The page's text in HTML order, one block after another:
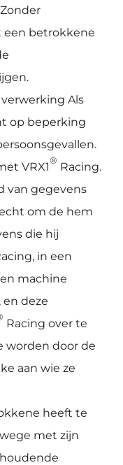
een betrokkene
Als
op beperking
VRX1® Racing.
van gegevens
om de hem
die hij
in een
machine
en deze
Racing over te
worden door de
aan wie ze
heeft te
met zijn